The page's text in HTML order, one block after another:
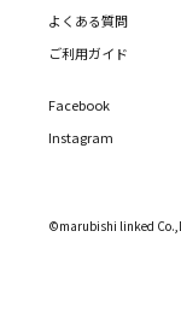
よくある質問
ご利用ガイド
Facebook
Instagram
©marubishi linked